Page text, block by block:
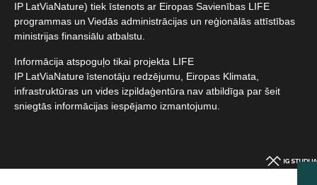
IP LatViaNature) tiek īstenots ar Eiropas Savienības LIFE
programmas un Viedās administrācijas un reģionālās attīstības
ministrijas finansiālu atbalstu.​
Informācija atspoguļo tikai projekta LIFE
IP LatViaNature īstenotāju redzējumu, Eiropas Klimata,
infrastruktūras un vides izpildaģentūra nav atbildīga par šeit
sniegtās informācijas iespējamo izmantojumu.​